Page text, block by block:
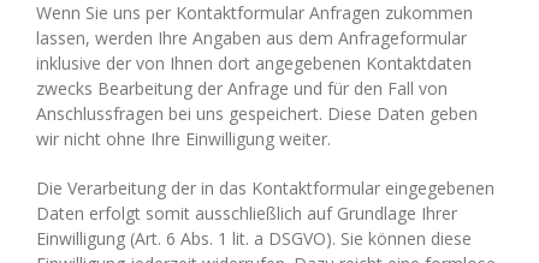
Wenn Sie uns per Kontaktformular Anfragen zukommen
lassen, werden Ihre Angaben aus dem Anfrageformular
inklusive der von Ihnen dort angegebenen Kontaktdaten
zwecks Bearbeitung der Anfrage und für den Fall von
Anschlussfragen bei uns gespeichert. Diese Daten geben
wir nicht ohne Ihre Einwilligung weiter.
Die Verarbeitung der in das Kontaktformular eingegebenen
Daten erfolgt somit ausschließlich auf Grundlage Ihrer
Einwilligung (Art. 6 Abs. 1 lit. a DSGVO). Sie können diese